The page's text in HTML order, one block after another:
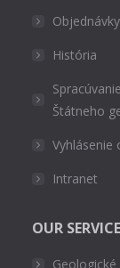
História
Štátneho
Vyhlásenie
Intranet
OUR